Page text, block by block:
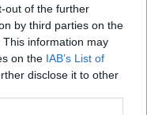
out of the further
by third parties on the
This information may
on the IAB’s List of
disclose it to other
alakult ki
lévő, és
Ez alapján
volt a